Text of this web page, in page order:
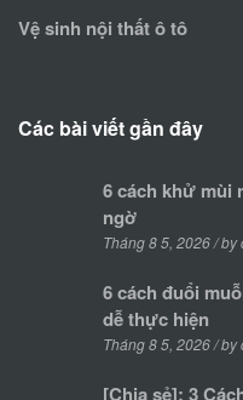
Vệ sinh nội thất ô tô
Các bài viết gần đây
6 cách khử mùi
ngờ
Tháng 8 5, 2026 /
6 cách đuổi
dễ thực hiện
Tháng 8 5, 2026 /
[Chia sẻ]: 3